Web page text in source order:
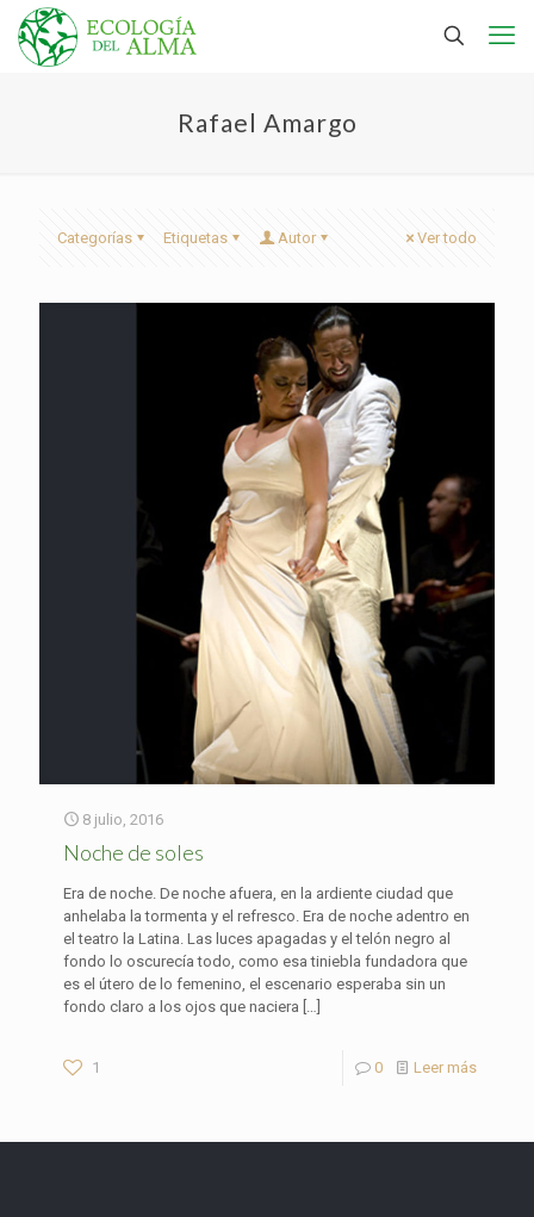
Rafael Amargo
Categorías Etiquetas Autor Ver todo
8 julio, 2016
Noche de soles
Era de noche. De noche afuera, en la ardiente ciudad que
anhelaba la tormenta y el refresco. Era de noche adentro en
el teatro la Latina. Las luces apagadas y el telón negro al
fondo lo oscurecía todo, como esa tiniebla fundadora que
es el útero de lo femenino, el escenario esperaba sin un
fondo claro a los ojos que naciera […]
1 0 Leer más